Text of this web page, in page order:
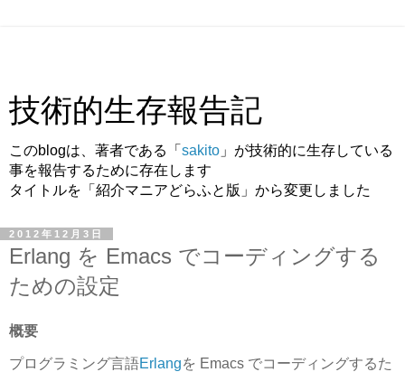
技術的生存報告記
このblogは、著者である「 sakito 」が技術的に生存している
事を報告するために存在します
タイトルを「紹介マニアどらふと版」から変更しました
2012年12月3日
Erlang を Emacs でコーディングする
ための設定
概要
プログラミング言語Erlangを Emacs でコーディングするた